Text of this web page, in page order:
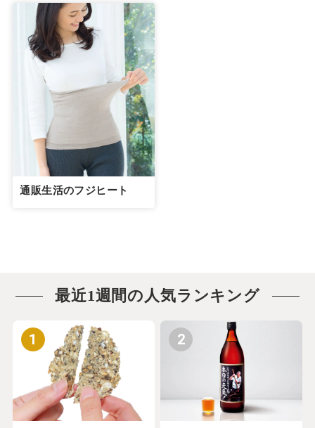
通販生活のフジヒート
最近1週間の人気ランキング
1 2